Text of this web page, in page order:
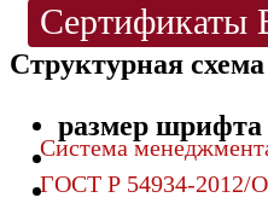
Сертификаты
Система
ГОСТ Р 54934-2012/
Структурная
размер шрифта